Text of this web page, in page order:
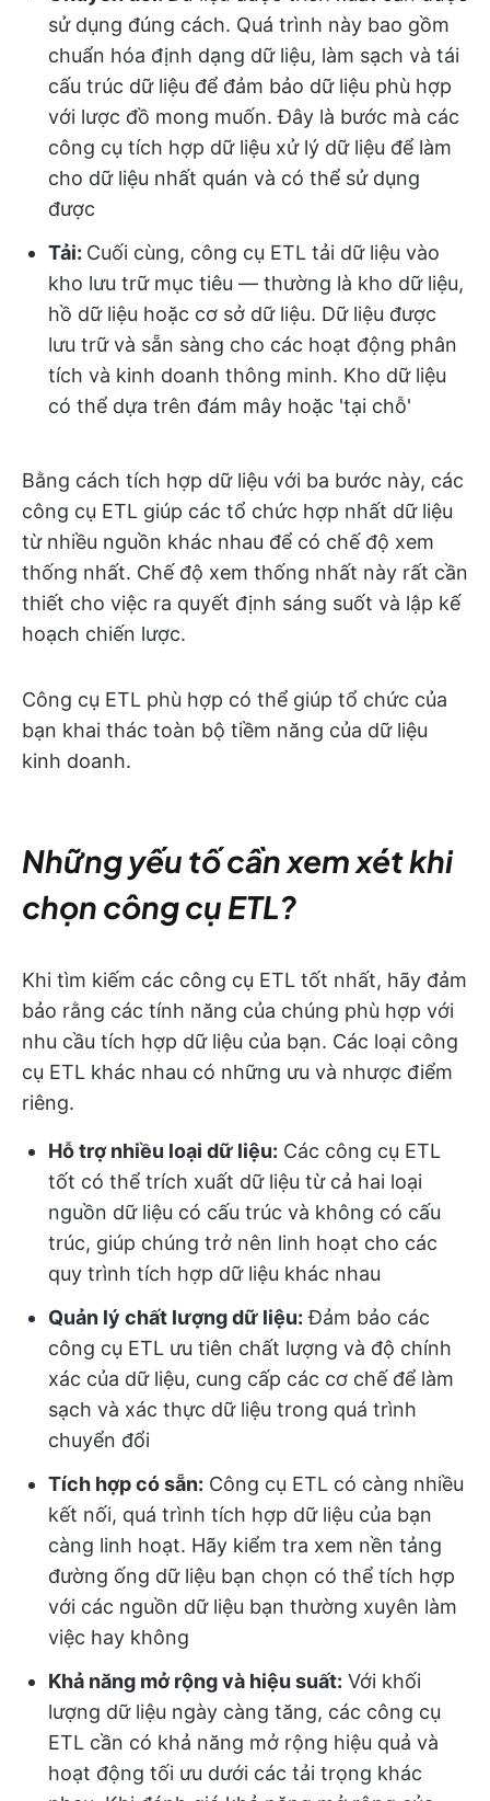
sử dụng đúng cách. Quá trình này bao gồm
chuẩn hóa định dạng dữ liệu, làm sạch và tái
cấu trúc dữ liệu để đảm bảo dữ liệu phù hợp
với lược đồ mong muốn. Đây là bước mà các
công cụ tích hợp dữ liệu xử lý dữ liệu để làm
cho dữ liệu nhất quán và có thể sử dụng
được
Tải: Cuối cùng, công cụ ETL tải dữ liệu vào
kho lưu trữ mục tiêu — thường là kho dữ liệu,
hồ dữ liệu hoặc cơ sở dữ liệu. Dữ liệu được
lưu trữ và sẵn sàng cho các hoạt động phân
tích và kinh doanh thông minh. Kho dữ liệu
có thể dựa trên đám mây hoặc 'tại chỗ'
Bằng cách tích hợp dữ liệu với ba bước này, các
công cụ ETL giúp các tổ chức hợp nhất dữ liệu
từ nhiều nguồn khác nhau để có chế độ xem
thống nhất. Chế độ xem thống nhất này rất cần
thiết cho việc ra quyết định sáng suốt và lập kế
hoạch chiến lược.
Công cụ ETL phù hợp có thể giúp tổ chức của
bạn khai thác toàn bộ tiềm năng của dữ liệu
kinh doanh.
Những yếu tố cần xem xét khi
chọn công cụ ETL?
Khi tìm kiếm các công cụ ETL tốt nhất, hãy đảm
bảo rằng các tính năng của chúng phù hợp với
nhu cầu tích hợp dữ liệu của bạn. Các loại công
cụ ETL khác nhau có những ưu và nhược điểm
riêng.
Hỗ trợ nhiều loại dữ liệu: Các công cụ ETL
tốt có thể trích xuất dữ liệu từ cả hai loại
nguồn dữ liệu có cấu trúc và không có cấu
trúc, giúp chúng trở nên linh hoạt cho các
quy trình tích hợp dữ liệu khác nhau
Quản lý chất lượng dữ liệu: Đảm bảo các
công cụ ETL ưu tiên chất lượng và độ chính
xác của dữ liệu, cung cấp các cơ chế để làm
sạch và xác thực dữ liệu trong quá trình
chuyển đổi
Tích hợp có sẵn: Công cụ ETL có càng nhiều
kết nối, quá trình tích hợp dữ liệu của bạn
càng linh hoạt. Hãy kiểm tra xem nền tảng
đường ống dữ liệu bạn chọn có thể tích hợp
với các nguồn dữ liệu bạn thường xuyên làm
việc hay không
Khả năng mở rộng và hiệu suất: Với khối
lượng dữ liệu ngày càng tăng, các công cụ
ETL cần có khả năng mở rộng hiệu quả và
hoạt động tối ưu dưới các tải trọng khác